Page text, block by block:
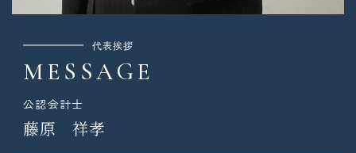
代表挨拶
MESSAGE
公認会計士
藤原 祥孝